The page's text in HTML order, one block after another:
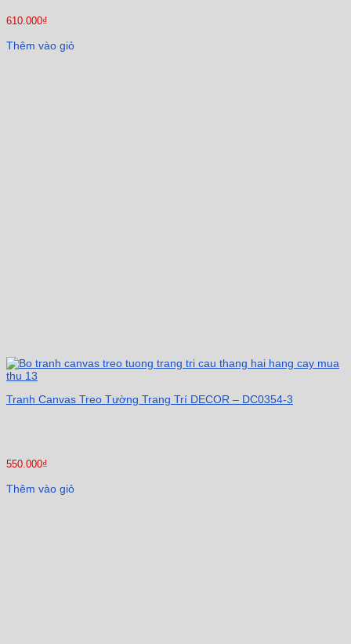
610.000₫
Thêm vào giỏ
Tranh Canvas Treo Tường Trang Trí DECOR – DC0354-3
550.000₫
Thêm vào giỏ